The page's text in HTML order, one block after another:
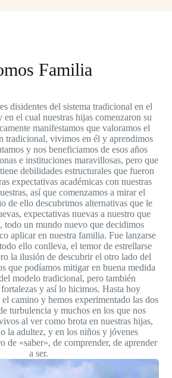
Familia
disidentes del sistema tradicional en el
el cual nuestras hijas comenzaron su
manifestamos que valoramos el
tradicional, vivimos en él y aprendimos
y nos beneficiamos de esos años
e instituciones maravillosas, pero que
debilidades estructurales que fueron
expectativas académicas con nuestras
así que comenzamos a mirar el
de ello descubrimos alternativas que le
expectativas nuevas a nuestro que
todo un mundo nuevo que decidimos
aplicar en nuestra familia. Fue lanzarse
ello conlleva, el temor de estrellarse
la ilusión de descubrir el otro lado del
que podíamos mitigar en buena medida
modelo tradicional, pero también
y así lo hicimos. Hasta hoy
camino y hemos experimentado las dos
turbulencia y muchos en los que nos
al ver como brota en nuestras hijas,
la adultez, y en los niños y jóvenes
de «saber», de comprender, de aprender
a ser.